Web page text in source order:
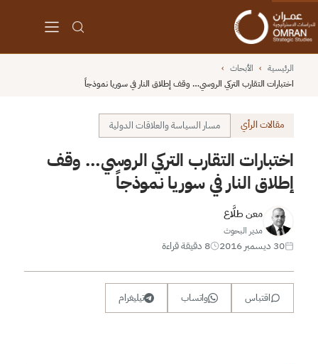
الرئيسية › الأبحاث ›
اختبارات التقارب التركي الروسي… وقف إطلاق النار في سوريا نموذجاً
مقالات الرأي مسار السياسة والعلاقات الدولية
اختبارات التقارب التركي الروسي… وقف
إطلاق النار في سوريا نموذجاً
معن طلَّاع
مدير البحوث
30 ديسمبر 2016 8 دقيقة قراءة
اقتباس واتساب تيليغرام